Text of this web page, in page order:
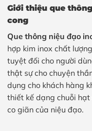
Giới thiệu que
cong
Que thông niệu đạo
hợp kim inox chất
tuyệt đối cho người
thật sự cho chuyện
dụng cho khách hàng
thiết kế dạng chuỗi
co giãn của niệu đạo.